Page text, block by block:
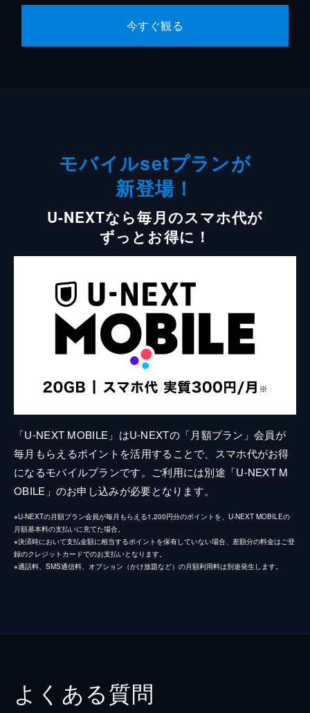
今すぐ観る
モバイルsetプランが
新登場！
U-NEXTなら毎月のスマホ代が
ずっとお得に！
「U-NEXT MOBILE」はU-NEXTの「月額プラン」会員が
毎月もらえるポイントを活用することで、スマホ代がお得
になるモバイルプランです。ご利用には別途「U-NEXT M
OBILE」のお申し込みが必要となります。
※U-NEXTの月額プラン会員が毎月もらえる1,200円分のポイントを、U-NEXT MOBILEの
月額基本料の支払いに充てた場合。
※決済時において支払金額に相当するポイントを保有していない場合、差額分の料金はご登
録のクレジットカードでのお支払いとなります。
※通話料、SMS通信料、オプション（かけ放題など）の月額利用料は別途発生します。
よくある質問